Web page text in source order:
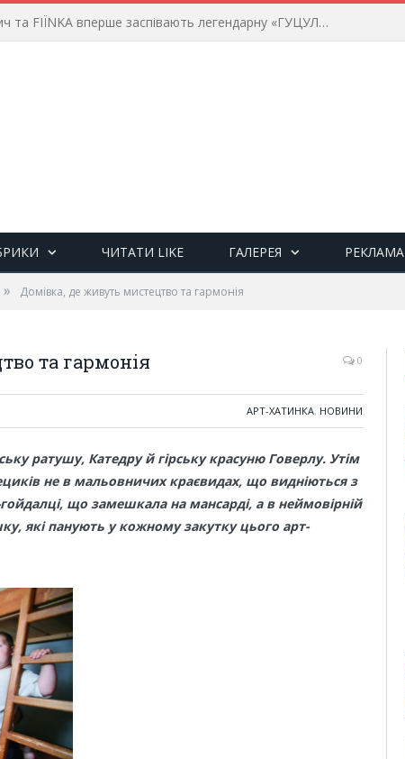
Іван Попович та FIÏNKA вперше заспівають легендарну «ГУЦУЛЯНКУ» для франківців
ЧИТАТИ LIKE ГАЛЕРЕЯ РЕКЛАМА
» Домівка, де живуть мистецтво та гармонія
та гармонія 0
АРТ-ХАТИНКА, НОВИНИ
ратушу, Катедру й гірську красуню Говерлу. Утім
не в мальовничих краєвидах, що видніються з
що замешкала на мансарді, а в неймовірній
які панують у кожному закутку цього арт-